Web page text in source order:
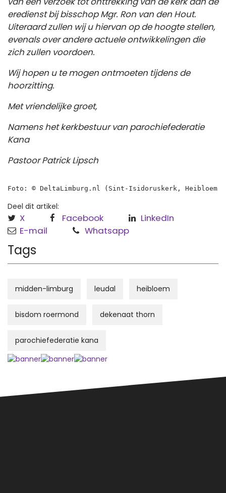
eredienst bij bisschop Mgr. Ron van den Hout.
Uiteraard zullen wij u hiervan op de hoogte stellen,
evenals over andere actuele ontwikkelingen die
zich zullen voordoen.
Wij hopen u te mogen ontmoeten tijdens de
hoorzitting.
Met vriendelijke groet,
Namens het kerkbestuur van parochiefederatie
Kana
Pastoor Patrick Lipsch
Foto: © DeltaLimburg.nl (Sint-Isidoruskerk, Heibloem)
Deel dit artikel:
X Facebook
LinkedIn
E-mail
Whatsapp
Tags
midden-limburg leudal heibloem
bisdom roermond dekenaat thorn
parochiefederatie kana